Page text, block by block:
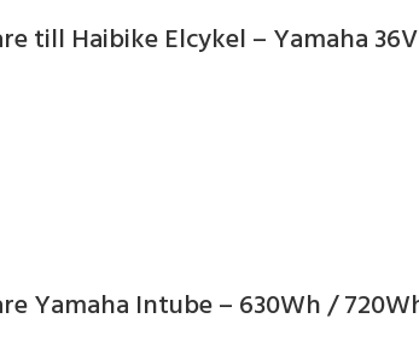
till Haibike Elcykel – Yamaha
Yamaha Intube – 630Wh /